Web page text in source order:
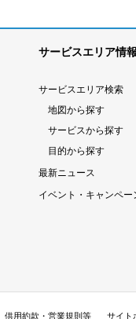
サービスエリア情報
サービスエリア検索
地図から探す
サービスから探す
目的から探す
最新ニュース
イベント・キャンペー
供用約款・営業規則等 サイト